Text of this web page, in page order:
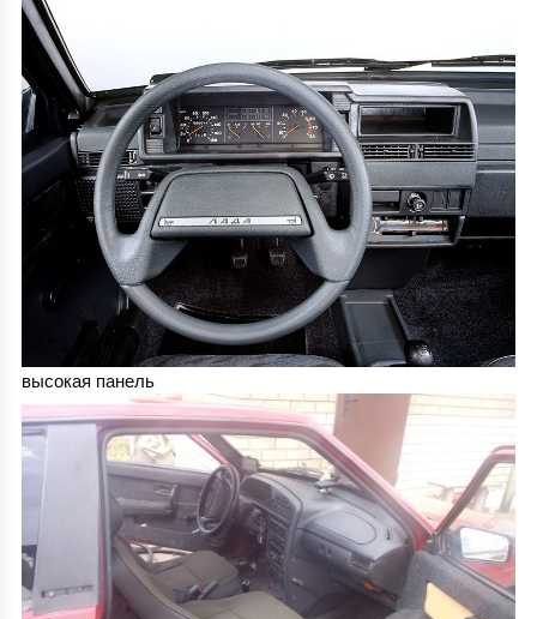
высокая панель